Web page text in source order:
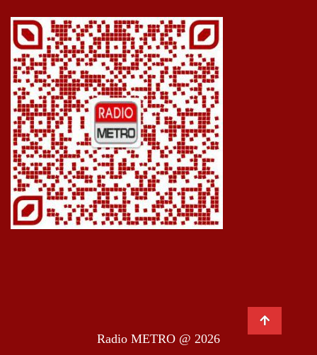
Radio METRO @ 2026